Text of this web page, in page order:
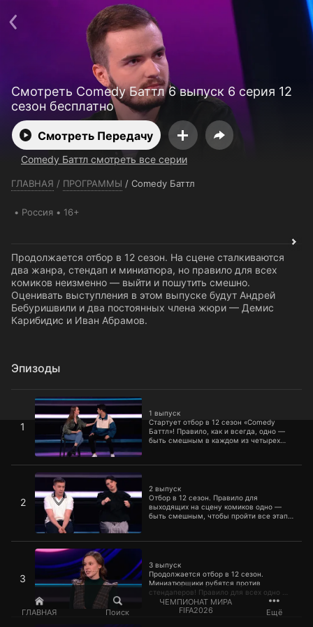
ГЛАВНАЯ Поиск
ЧЕМПИОНАТ МИРА
FIFA2026
Ещё
Смотреть Comedy Баттл 6 выпуск 6 серия 12
сезон бесплатно
Смотреть Передачу
Comedy Баттл смотреть все серии
ГЛАВНАЯ / ПРОГРАММЫ / Comedy Баттл
Россия 16+
Продолжается отбор в 12 сезон. На сцене сталкиваются
два жанра, стендап и миниатюра, но правило для всех
комиков неизменно — выйти и пошутить смешно.
Оценивать выступления в этом выпуске будут Андрей
Бебуришвили и два постоянных члена жюри — Демис
Карибидис и Иван Абрамов.
Эпизоды
1
1 выпуск
Стартует отбор в 12 сезон «Comedy
Баттл»! Правило, как и всегда, одно —
быть смешным в каждом из четырех
постоянных члена жюри — Демис
2
2 выпуск
Отбор в 12 сезон. Правило для
выходящих на сцену комиков одно —
быть смешным, чтобы пройти все этапы
будут Михаил Стогниенко и два
Карибидис и Иван Абрамов.
2 выпуск
3
3 выпуск
Продолжается отбор в 12 сезон.
Миниатюрщики рубятся против
стендаперов! Правило для всех одно —
быть смешным. Оценивать
выступления в этом выпуске будут
Марина Кравец и два постоянных члена
3 выпуск
+7 (727) 323 10 92
Пользовательское соглашение
Политика конфиденциальности
Открыть приложение